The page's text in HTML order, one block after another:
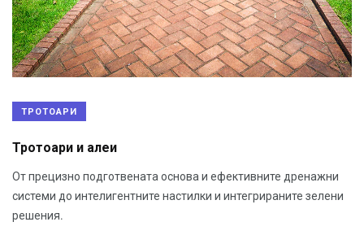
ТРОТОАРИ
Тротоари и алеи
От прецизно подготвената основа и ефективните дренажни
системи до интелигентните настилки и интегрираните зелени
решения.